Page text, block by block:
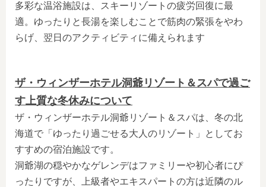
多彩な温浴施設は、スキーリゾートの疲労回復に最
適。ゆったりと長湯を楽しむことで筋肉の緊張をやわ
らげ、翌日のアクティビティに備えられます
ザ・ウィンザーホテル洞爺リゾート＆スパで過ご
す上質な冬休みについて
ザ・ウィンザーホテル洞爺リゾート＆スパは、冬の北
海道で「ゆったり過ごせる大人のリゾート」としてお
すすめの宿泊施設です。
洞爺湖の穏やかなゲレンデはファミリーや初心者にぴ
ったりですが、上級者やエキスパートの方は近隣のル